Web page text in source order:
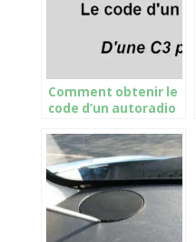
Comment obtenir le
code d’un autoradio